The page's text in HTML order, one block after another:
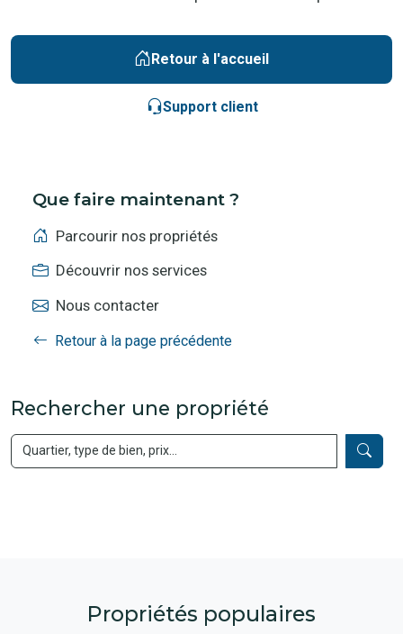
Retour à l'accueil
Support client
Que faire maintenant ?
Parcourir nos propriétés
Découvrir nos services
Nous contacter
Retour à la page précédente
Rechercher une propriété
Propriétés populaires